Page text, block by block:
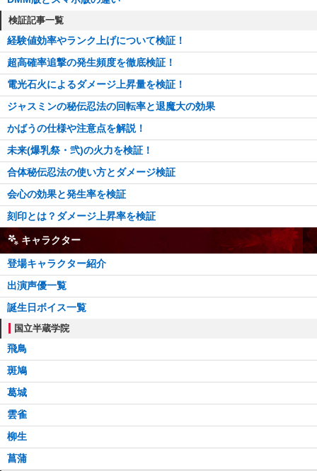
検証記事一覧
経験値効率やランク上げについて検証！
超高確率追撃の発生頻度を徹底検証！
電光石火によるダメージ上昇量を検証！
ジャスミンの秘伝忍法の回転率と退魔大の効果
かばうの仕様や注意点を解説！
未来(爆乳祭・弐)の火力を検証！
合体秘伝忍法の使い方とダメージ検証
会心の効果と発生率を検証
刻印とは？ダメージ上昇率を検証
キャラクター
登場キャラクター紹介
出演声優一覧
誕生日ボイス一覧
国立半蔵学院
飛鳥
斑鳩
葛城
雲雀
柳生
菖蒲